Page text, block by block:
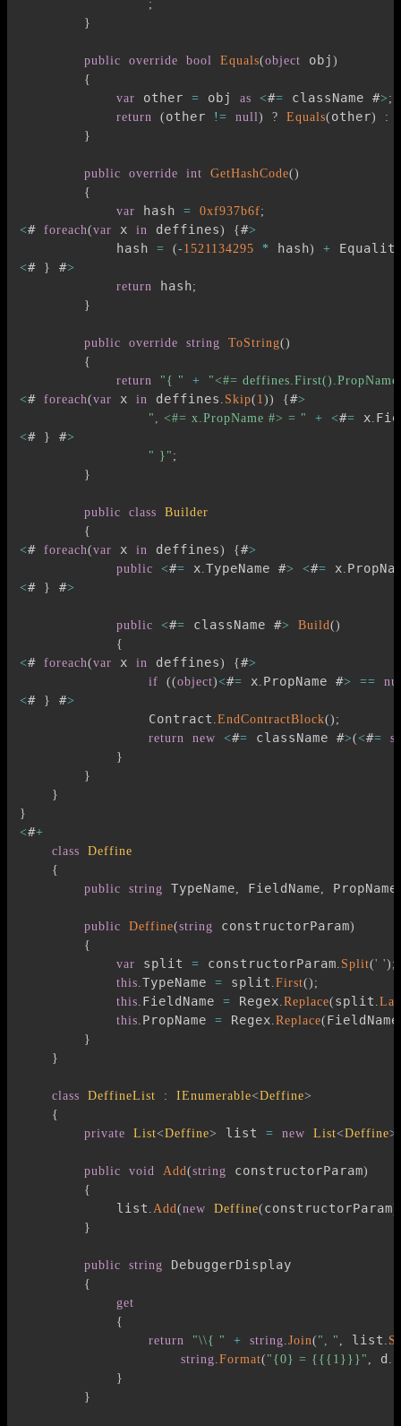
;
}
public override bool Equals(object obj )
{
var other = obj as <#= className #> ;
return
( other != null) ? Equals( other) :
}
public override int GetHashCode()
{
var hash = 0xf937b6f;
<# foreach(var x in deffines) {#>
            hash
= (-1521134295 * hash) +
<# } #>
return hash;
}
public override string ToString()
{
return
"{ " +
"<#=
<# foreach(var x in deffines . Skip( 1)) {#>
", <#= x.PropName #> = "
+ <#= x.
<# } #>
" }" ;
}
public class
Builder
{
<# foreach(var x in deffines) {#>
public
<#= x.TypeName #> <#= x.
<# } #>
public <#= className #> Build()
{
<# foreach(var x in deffines) {#>
if
((object) <#= x. PropName #> ==
<# } #>
                Contract
.EndContractBlock() ;
return
new <#= className #>( <#=
}
}
}
}
<#+
class
Deffine
{
public
string TypeName, FieldName, PropName
public Deffine(string constructorParam)
{
var split = constructorParam. Split(' ') ;
this.TypeName = split .First() ;
this. FieldName = Regex.Replace( split .
this. PropName = Regex.Replace( FieldName
}
}
class DeffineList : IEnumerable<Deffine>
{
private
List<Deffine> list = new List<Deffine>
public void Add(string constructorParam)
{
            list
.Add(new Deffine( constructorParam)
}
public string DebuggerDisplay
{
get
{
return
"\\{ " + string.Join( ", " , list .
string.Format( "{0} = {{{1}}}" , d .
}
}